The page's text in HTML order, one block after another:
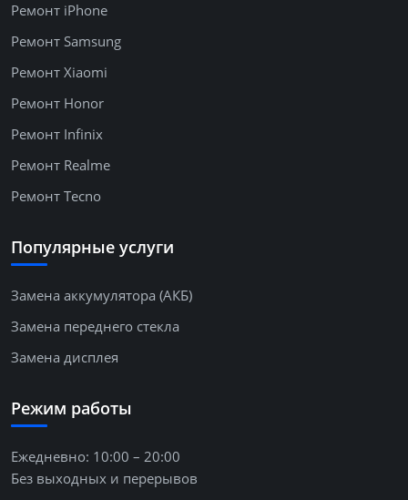
Ремонт iPhone
Ремонт Samsung
Ремонт Xiaomi
Ремонт Honor
Ремонт Infinix
Ремонт Realme
Ремонт Tecno
Популярные услуги
Замена аккумулятора (АКБ)
Замена переднего стекла
Замена дисплея
Режим работы
Ежедневно: 10:00 – 20:00
Без выходных и перерывов